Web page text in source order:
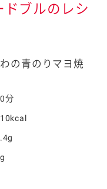
ドブルのレシ
の青のりマヨ焼
分